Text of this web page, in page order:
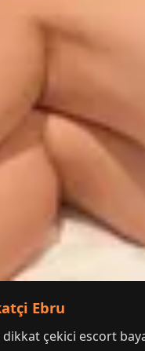
Ebru
dikkat çekici escort